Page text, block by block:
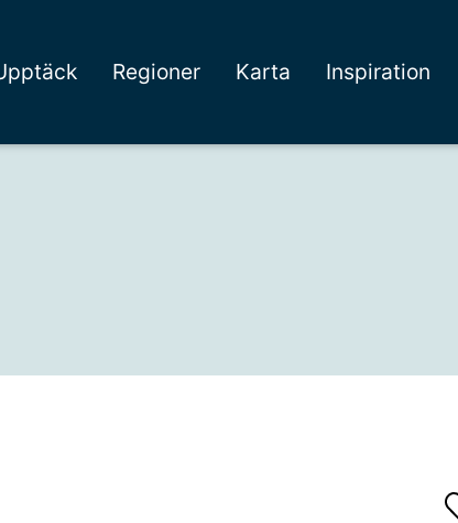
Regioner Karta Inspiration